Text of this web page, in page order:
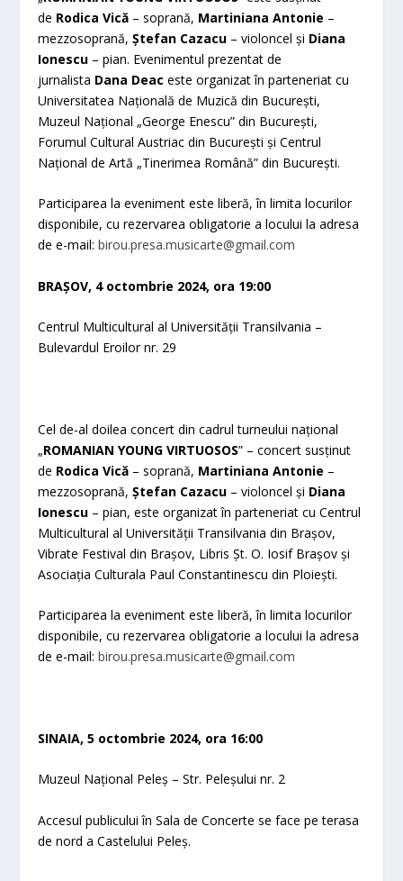
de Rodica Vică – soprană, Martiniana Antonie –
mezzosoprană,Ștefan Cazacu – violoncel și Diana
Ionescu – pian. Evenimentul prezentat de
jurnalista Dana Deac este organizat în parteneriat cu
Universitatea Națională de Muzică din București,
Muzeul Național „George Enescu” din București,
Forumul Cultural Austriac din București și Centrul
Național de Artă „Tinerimea Română” din București.
Participarea la eveniment este liberă, în limita locurilor
disponibile, cu rezervarea obligatorie a locului la adresa
de e-mail:birou.presa.musicarte@gmail.com
BRAȘOV, 4 octombrie 2024, ora 19:00
Centrul Multicultural al Universității Transilvania –
Bulevardul Eroilor nr. 29
Cel de-al doilea concert din cadrul turneului național
„ROMANIAN YOUNG VIRTUOSOS” – concert susținut
de Rodica Vică – soprană, Martiniana Antonie –
mezzosoprană,Ștefan Cazacu – violoncel și Diana
Ionescu – pian, este organizat în parteneriat cu Centrul
Multicultural al Universității Transilvania din Brașov,
Vibrate Festival din Brașov, Libris Șt. O. Iosif Brașov și
Asociația Culturala Paul Constantinescu din Ploiești.
Participarea la eveniment este liberă, în limita locurilor
disponibile, cu rezervarea obligatorie a locului la adresa
de e-mail:birou.presa.musicarte@gmail.com
SINAIA, 5 octombrie 2024, ora 16:00
Muzeul Național Peleș – Str. Peleșului nr. 2
Accesul publicului în Sala de Concerte se face pe terasa
de nord a Castelului Peleș.